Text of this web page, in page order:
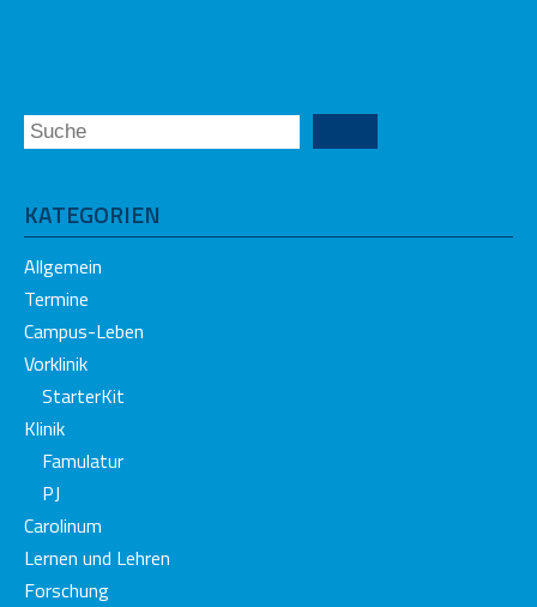
KATEGORIEN
Allgemein
Termine
Campus-Leben
Vorklinik
StarterKit
Klinik
Famulatur
PJ
Carolinum
Lernen und Lehren
Forschung